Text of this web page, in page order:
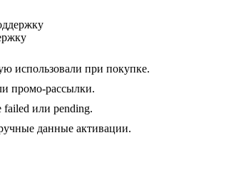
использовали при покупке.
промо-рассылки.
failed или pending.
данные активации.